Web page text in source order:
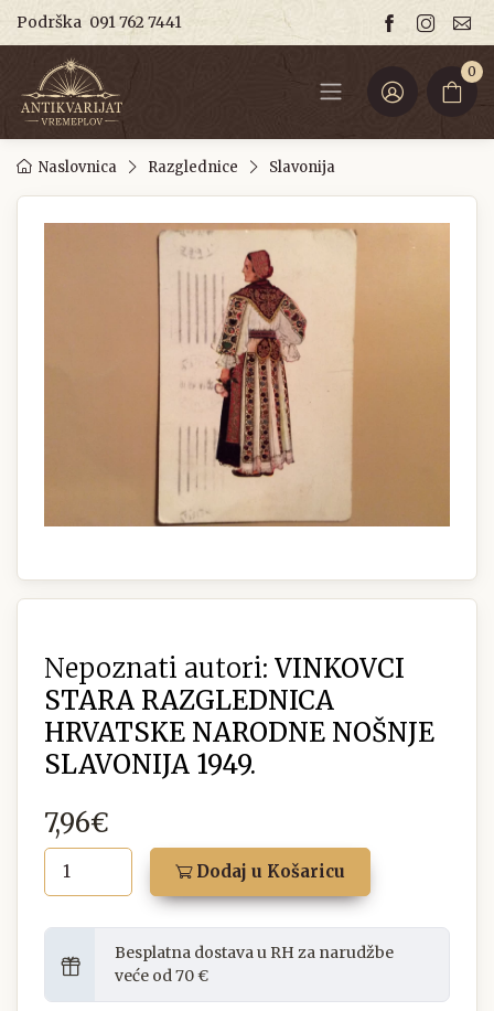
Podrška 091 762 7441
0
Naslovnica Razglednice Slavonija
Nepoznati autori: VINKOVCI
STARA RAZGLEDNICA
HRVATSKE NARODNE NOŠNJE
SLAVONIJA 1949.
7,96€
Dodaj u Košaricu
Besplatna dostava u RH za narudžbe
veće od 70 €